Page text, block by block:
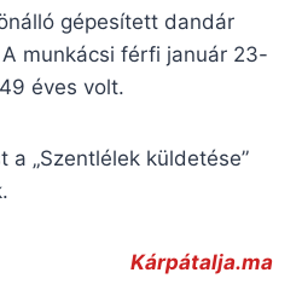
gépesített dandár
munkácsi férfi január 23-
éves volt.
„Szentlélek küldetése”
Kárpátalja.ma